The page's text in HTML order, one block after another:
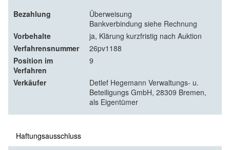
Bezahlung
Überweisung
Bankverbindung siehe Rechnung
Vorbehalte
ja, Klärung kurzfristig nach Auktion
Verfahrensnummer
26pv1188
Position im
Verfahren
9
Verkäufer
Detlef Hegemann Verwaltungs- u.
Beteiligungs GmbH, 28309 Bremen,
als Eigentümer
Haftungsausschluss